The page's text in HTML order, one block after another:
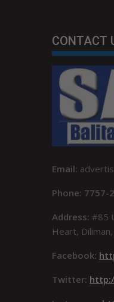
CONTACT
Email:
Phone: 7757-
Address: #85
Heart,
Facebook:
Twitter: